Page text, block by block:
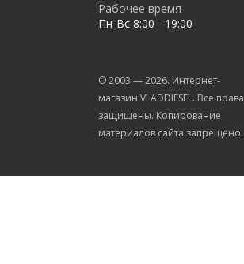
Рабочее время
Пн-Вс 8:00 - 19:00
© 2003 —2026. Интернет-
магазин VLADDIESEL. Все права
защищены. Копирование
материалов сайта запрещено.